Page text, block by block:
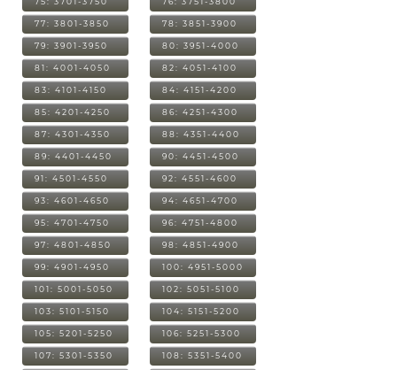
77: 3801-3850 78: 3851-3900
79: 3901-3950 80: 3951-4000
81: 4001-4050 82: 4051-4100
83: 4101-4150 84: 4151-4200
85: 4201-4250 86: 4251-4300
87: 4301-4350 88: 4351-4400
89: 4401-4450 90: 4451-4500
91: 4501-4550 92: 4551-4600
93: 4601-4650 94: 4651-4700
95: 4701-4750 96: 4751-4800
97: 4801-4850 98: 4851-4900
99: 4901-4950 100: 4951-5000
101: 5001-5050 102: 5051-5100
103: 5101-5150 104: 5151-5200
105: 5201-5250 106: 5251-5300
107: 5301-5350 108: 5351-5400